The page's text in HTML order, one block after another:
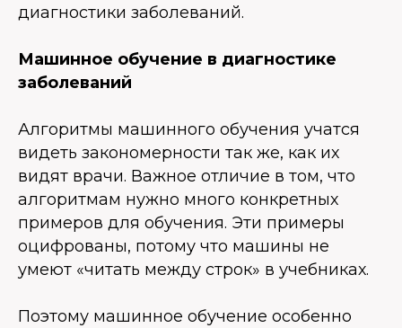
диагностики заболеваний.
Машинное обучение в диагностике
заболеваний
Алгоритмы машинного обучения учатся
видеть закономерности так же, как их
видят врачи. Важное отличие в том, что
алгоритмам нужно много конкретных
примеров для обучения. Эти примеры
оцифрованы, потому что машины не
умеют «читать между строк» в учебниках.
Поэтому машинное обучение особенно